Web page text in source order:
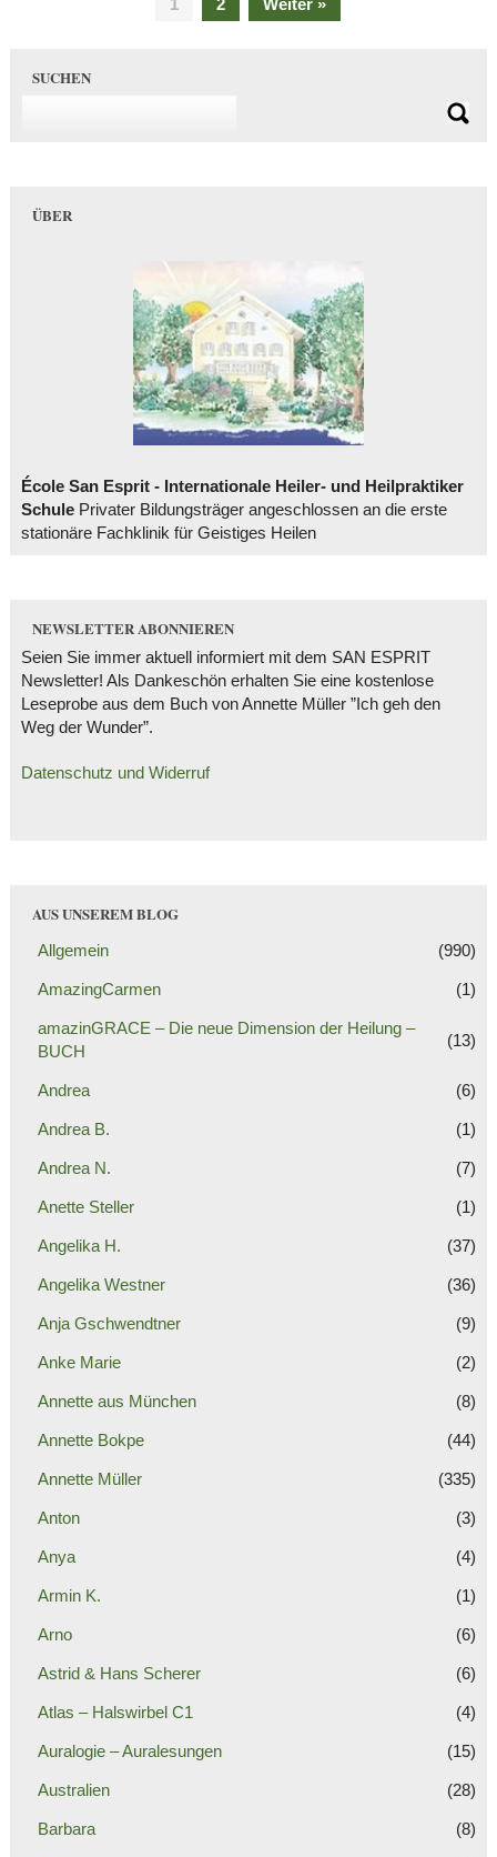
1 2 Weiter »
SUCHEN
ÜBER
École San Esprit - Internationale Heiler- und Heilpraktiker
SchulePrivater Bildungsträger angeschlossen an die erste
stationäre Fachklinik für Geistiges Heilen
NEWSLETTER ABONNIEREN
Seien Sie immer aktuell informiert mit dem SAN ESPRIT
Newsletter! Als Dankeschön erhalten Sie eine kostenlose
Leseprobe aus dem Buch von Annette Müller ”Ich geh den
Weg der Wunder”.
Datenschutz und Widerruf
AUS UNSEREM BLOG
Allgemein (990)
AmazingCarmen (1)
amazinGRACE – Die neue Dimension der Heilung –
BUCH
(13)
Andrea (6)
Andrea B. (1)
Andrea N. (7)
Anette Steller (1)
Angelika H. (37)
Angelika Westner (36)
Anja Gschwendtner (9)
Anke Marie (2)
Annette aus München (8)
Annette Bokpe (44)
Annette Müller (335)
Anton (3)
Anya (4)
Armin K. (1)
Arno (6)
Astrid & Hans Scherer (6)
Atlas – Halswirbel C1 (4)
Auralogie – Auralesungen (15)
Australien (28)
Barbara (8)